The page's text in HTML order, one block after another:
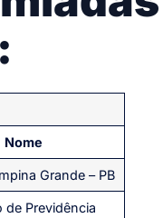
Nome
Grande – PB
de Previdência